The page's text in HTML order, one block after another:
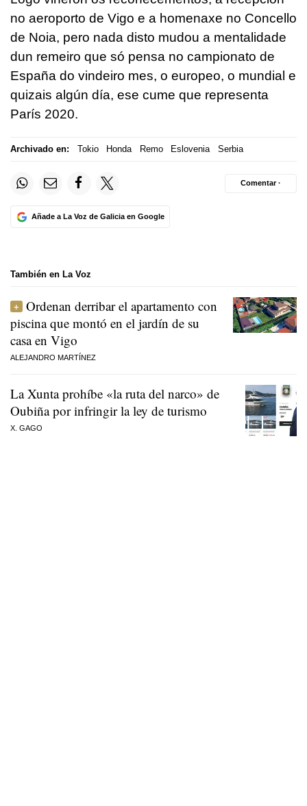
no aeroporto de Vigo e a homenaxe no Concello
de Noia, pero nada disto mudou a mentalidade
dun remeiro que só pensa no campionato de
España do vindeiro mes, o europeo, o mundial e
quizais algún día, ese cume que representa
París 2020.
Archivado en: Tokio Honda Remo Eslovenia Serbia
Añade a La Voz de Galicia en Google
Comentar ·
También en La Voz
Ordenan derribar el apartamento con
piscina que montó en el jardín de su
casa en Vigo
ALEJANDRO MARTÍNEZ
La Xunta prohíbe «la ruta del narco» de
Oubiña por infringir la ley de turismo
X. GAGO